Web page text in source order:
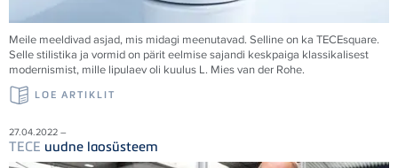
Meile meeldivad asjad, mis midagi meenutavad. Selline on ka TECEsquare.
Selle stilistika ja vormid on pärit eelmise sajandi keskpaiga klassikalisest
modernismist, mille lipulaev oli kuulus L. Mies van der Rohe.
LOE ARTIKLIT
27.04.2022 –
TECE uudne laosüsteem